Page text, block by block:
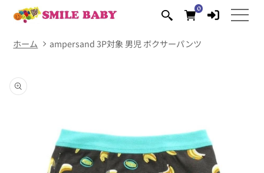
ンツに
進む
00
個
ム
ホーム ampersand 3P対象 男児 ボクサーパンツ
報にス
キップ